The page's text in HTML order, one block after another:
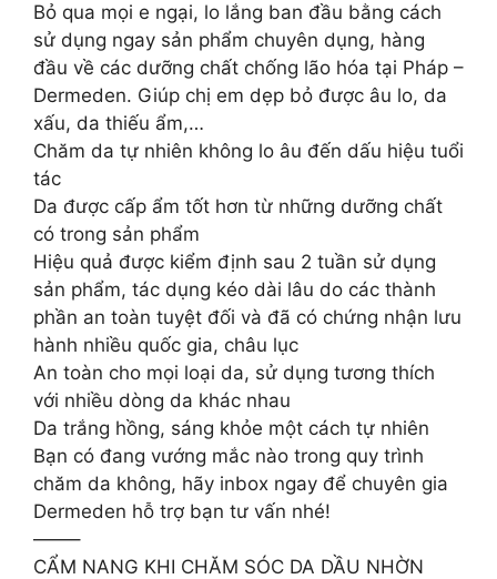
Bỏ qua mọi e ngại, lo lắng ban đầu bằng cách
sử dụng ngay sản phẩm chuyên dụng, hàng
đầu về các dưỡng chất chống lão hóa tại Pháp –
Dermeden. Giúp chị em dẹp bỏ được âu lo, da
xấu, da thiếu ẩm,…
Chăm da tự nhiên không lo âu đến dấu hiệu tuổi
tác
Da được cấp ẩm tốt hơn từ những dưỡng chất
có trong sản phẩm
Hiệu quả được kiểm định sau 2 tuần sử dụng
sản phẩm, tác dụng kéo dài lâu do các thành
phần an toàn tuyệt đối và đã có chứng nhận lưu
hành nhiều quốc gia, châu lục
An toàn cho mọi loại da, sử dụng tương thích
với nhiều dòng da khác nhau
Da trắng hồng, sáng khỏe một cách tự nhiên
Bạn có đang vướng mắc nào trong quy trình
chăm da không, hãy inbox ngay để chuyên gia
Dermeden hỗ trợ bạn tư vấn nhé!
——–
CẨM NANG KHI CHĂM SÓC DA DẦU NHỜN